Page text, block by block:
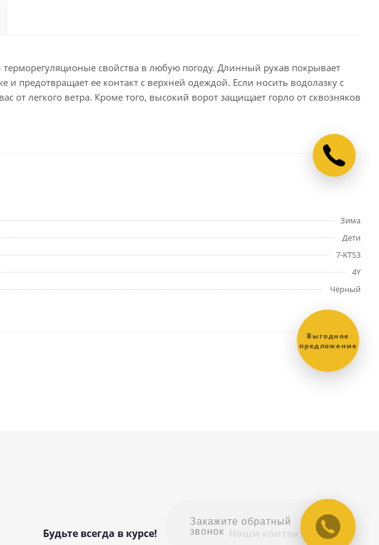
свойства в любую погоду. Длинный рукав покрывает
и предотвращает ее контакт с верхней одеждой. Если носить водолазку с
от легкого ветра. Кроме того, высокий ворот защищает горло от сквозняков
Зима
Дети
7-KTS3
4Y
Чёрный
Будьте всегда в курсе! Наши контакты
Выгодное
предложение
Закажите обратный
звонок